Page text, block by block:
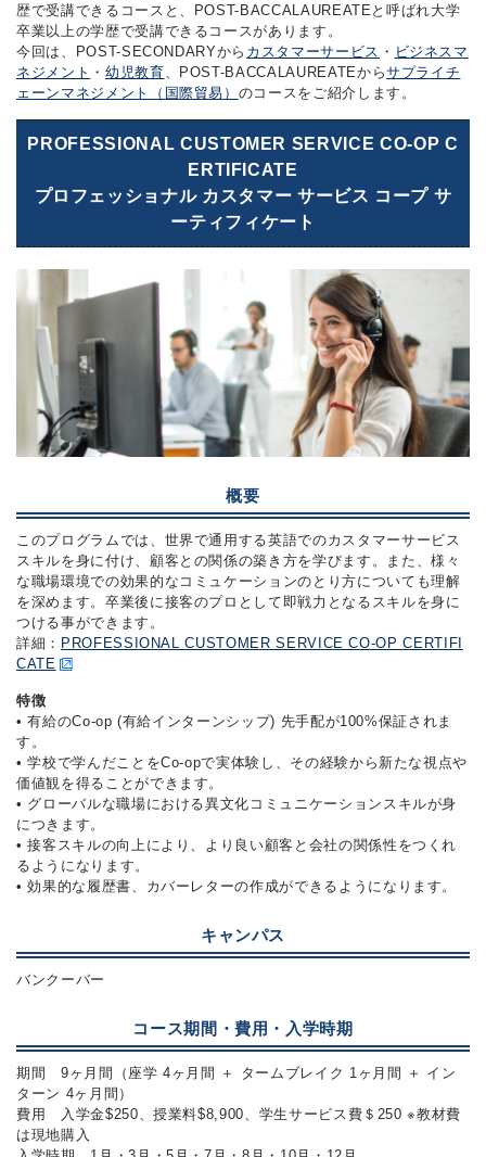
歴で受講できるコースと、POST-BACCALAUREATEと呼ばれ大学
卒業以上の学歴で受講できるコースがあります。
今回は、POST-SECONDARYから カスタマーサービス ・ ビジネスマ
ネジメント ・ 幼児教育 、POST-BACCALAUREATEからサプライチ
ェーンマネジメント（国際貿易） のコースをご紹介します。
PROFESSIONAL CUSTOMER SERVICE CO-OP C
ERTIFICATE
プロフェッショナル カスタマー サービス コープ サ
ーティフィケート
概要
このプログラムでは、世界で通用する英語でのカスタマーサービス
スキルを身に付け、顧客との関係の築き方を学びます。また、様々
な職場環境での効果的なコミュケーションのとり方についても理解
を深めます。卒業後に接客のプロとして即戦力となるスキルを身に
つける事ができます。
詳細： PROFESSIONAL CUSTOMER SERVICE CO-OP CERTIFI
CATE
特徴
• 有給のCo-op (有給インターンシップ) 先手配が100%保証されま
す。
• 学校で学んだことをCo-opで実体験し、その経験から新たな視点や
価値観を得ることができます。
• グローバルな職場における異文化コミュニケーションスキルが身
につきます。
• 接客スキルの向上により、より良い顧客と会社の関係性をつくれ
るようになります。
• 効果的な履歴書、カバーレターの作成ができるようになります。
キャンパス
バンクーバー
コース期間・費用・入学時期
期間 9ヶ月間（座学 4ヶ月間 ＋ タームブレイク 1ヶ月間 ＋ イン
ターン 4ヶ月間）
費用 入学金$250、授業料$8,900、学生サービス費＄250 ※教材費
は現地購入